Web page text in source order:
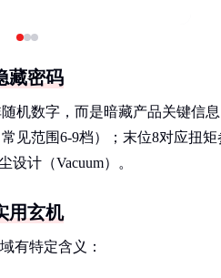
藏密码
机数字，而是暗藏产品关键信
见范围6-9档）；末位8对应扭
设计（Vacuum）。
用玄机
有特定含义：